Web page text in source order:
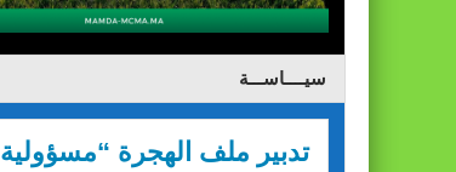
سيــــاســـة
تدبير ملف الهجرة “مسؤولية